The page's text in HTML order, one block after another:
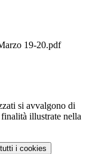
19-20.pdf
si avvalgono di
illustrate nella
i cookies